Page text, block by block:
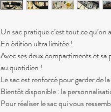
Un sac pratique c’est tout ce qu’on
En édition ultra limitée !
Avec ses deux compartiments et sa
au quotidien !
Le sac est renforcé pour garder de
Bientôt disponible : la
Pour réaliser le sac qui vous